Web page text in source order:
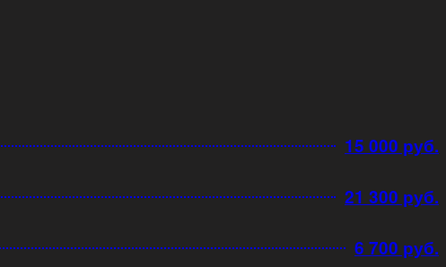
15 000 руб.
21 300 руб.
6 700 руб.